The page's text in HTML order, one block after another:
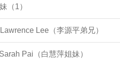
（1）
Lee（李源平弟兄）
Pai（白慧萍姐妹）